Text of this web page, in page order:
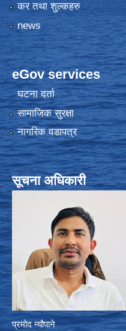
कर तथा शुल्कहरु
news
eGov services
घटना दर्ता
सामाजिक सुरक्षा
नागरिक वडापत्र
सूचना अधिकारी
प्रमोद न्यौपाने